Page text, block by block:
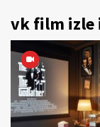
vk film izle